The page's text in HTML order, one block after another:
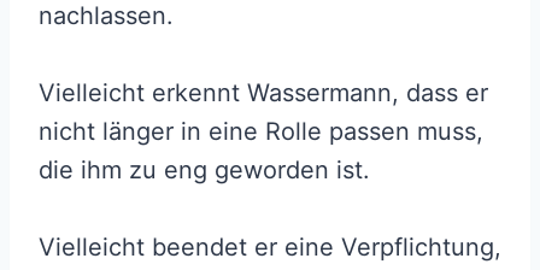
nachlassen.
Vielleicht erkennt Wassermann, dass er
nicht länger in eine Rolle passen muss,
die ihm zu eng geworden ist.
Vielleicht beendet er eine Verpflichtung,